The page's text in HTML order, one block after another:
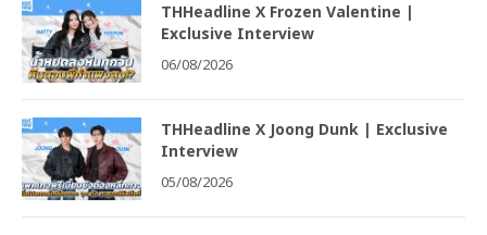
THHeadline X Frozen Valentine |
Exclusive Interview
06/08/2026
THHeadline X Joong Dunk | Exclusive
Interview
05/08/2026